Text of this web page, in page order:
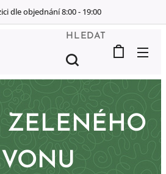
dle objednání 8:00 - 19:00
HLEDAT
ZELENÉHO